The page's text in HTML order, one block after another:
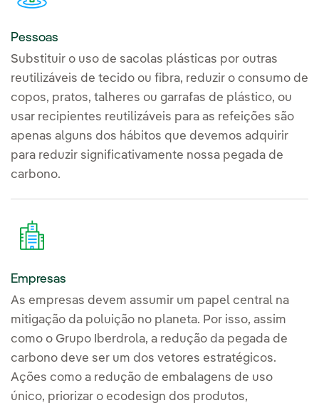
Pessoas
Substituir o uso de sacolas plásticas por outras
reutilizáveis de tecido ou fibra, reduzir o consumo de
copos, pratos, talheres ou garrafas de plástico, ou
usar recipientes reutilizáveis para as refeições são
apenas alguns dos hábitos que devemos adquirir
para reduzir significativamente nossa pegada de
carbono.
Empresas
As empresas devem assumir um papel central na
mitigação da poluição no planeta. Por isso, assim
como o Grupo Iberdrola, a redução da pegada de
carbono deve ser um dos vetores estratégicos.
Ações como a redução de embalagens de uso
único, priorizar o ecodesign dos produtos,